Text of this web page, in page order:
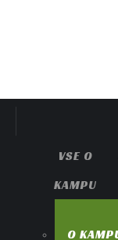
VSE O
KAMPU
O